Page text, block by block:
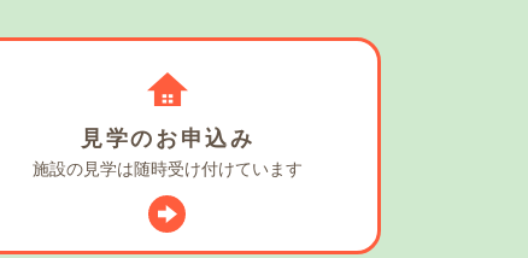
見学のお申込み
施設の見学は随時受け付けています